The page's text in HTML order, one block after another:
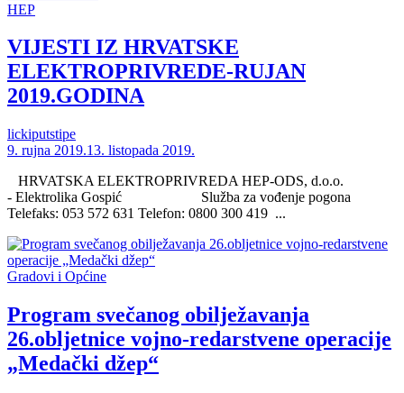
HEP
VIJESTI IZ HRVATSKE
ELEKTROPRIVREDE-RUJAN
2019.GODINA
lickiputstipe
9. rujna 2019.13. listopada 2019.
HRVATSKA ELEKTROPRIVREDA HEP-ODS, d.o.o.
- Elektrolika Gospić Služba za vođenje pogona
Telefaks: 053 572 631 Telefon: 0800 300 419 ...
Gradovi i Općine
Program svečanog obilježavanja
26.obljetnice vojno-redarstvene operacije
„Medački džep“